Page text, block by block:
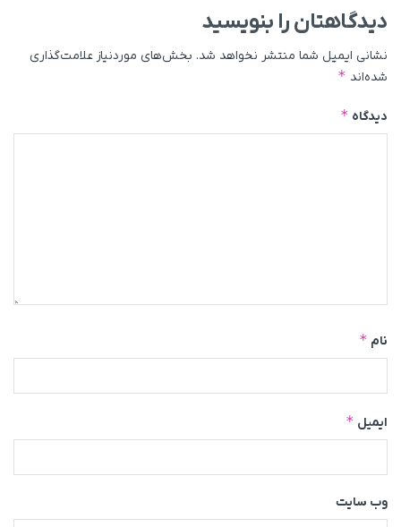
دیدگاهتان را بنویسید
نشانی ایمیل شما منتشر نخواهد شد. بخش‌های موردنیاز علامت‌گذاری
شده‌اند *
دیدگاه *
نام *
ایمیل *
وب‌ سایت